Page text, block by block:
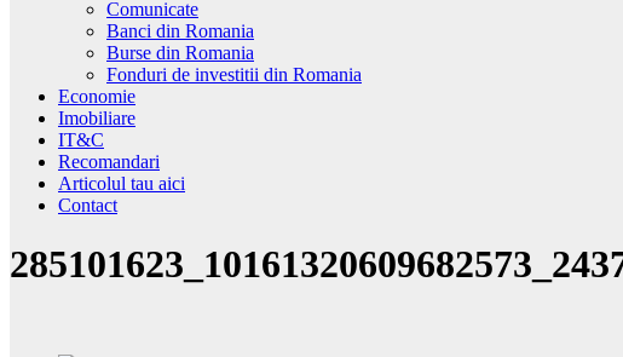
Comunicate
Banci din Romania
Burse din Romania
Fonduri de investitii din Romania
Economie
Imobiliare
IT&C
Recomandari
Articolul tau aici
Contact